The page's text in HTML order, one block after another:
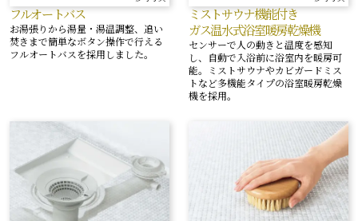
フルオートバス
お湯張りから湯量・湯温調整、追い
焚きまで簡単なボタン操作で行える
フルオートバスを採用しました。
ミストサウナ機能付き
ガス温水式浴室暖房乾燥機
センサーで人の動きと温度を感知
し、自動で入浴前に浴室内を暖房可
能。ミストサウナやカビガードミス
トなど多機能タイプの浴室暖房乾燥
機を採用。